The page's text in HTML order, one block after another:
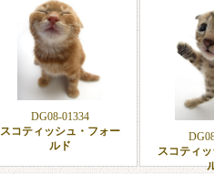
DG08-01334
スコティッシュ・フォー
ルド
スコティ